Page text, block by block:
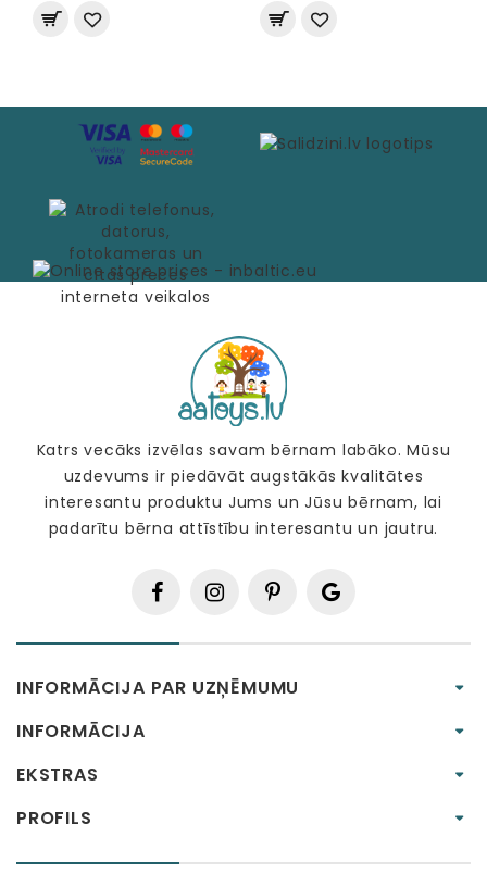
Katrs vecāks izvēlas savam bērnam labāko. Mūsu
uzdevums ir piedāvāt augstākās kvalitātes
interesantu produktu Jums un Jūsu bērnam, lai
padarītu bērna attīstību interesantu un jautru.
INFORMĀCIJA PAR UZŅĒMUMU
INFORMĀCIJA
EKSTRAS
PROFILS